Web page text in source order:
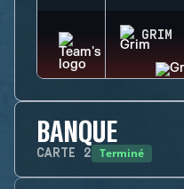
GRIM
BANQUE
CARTE 2 Terminé